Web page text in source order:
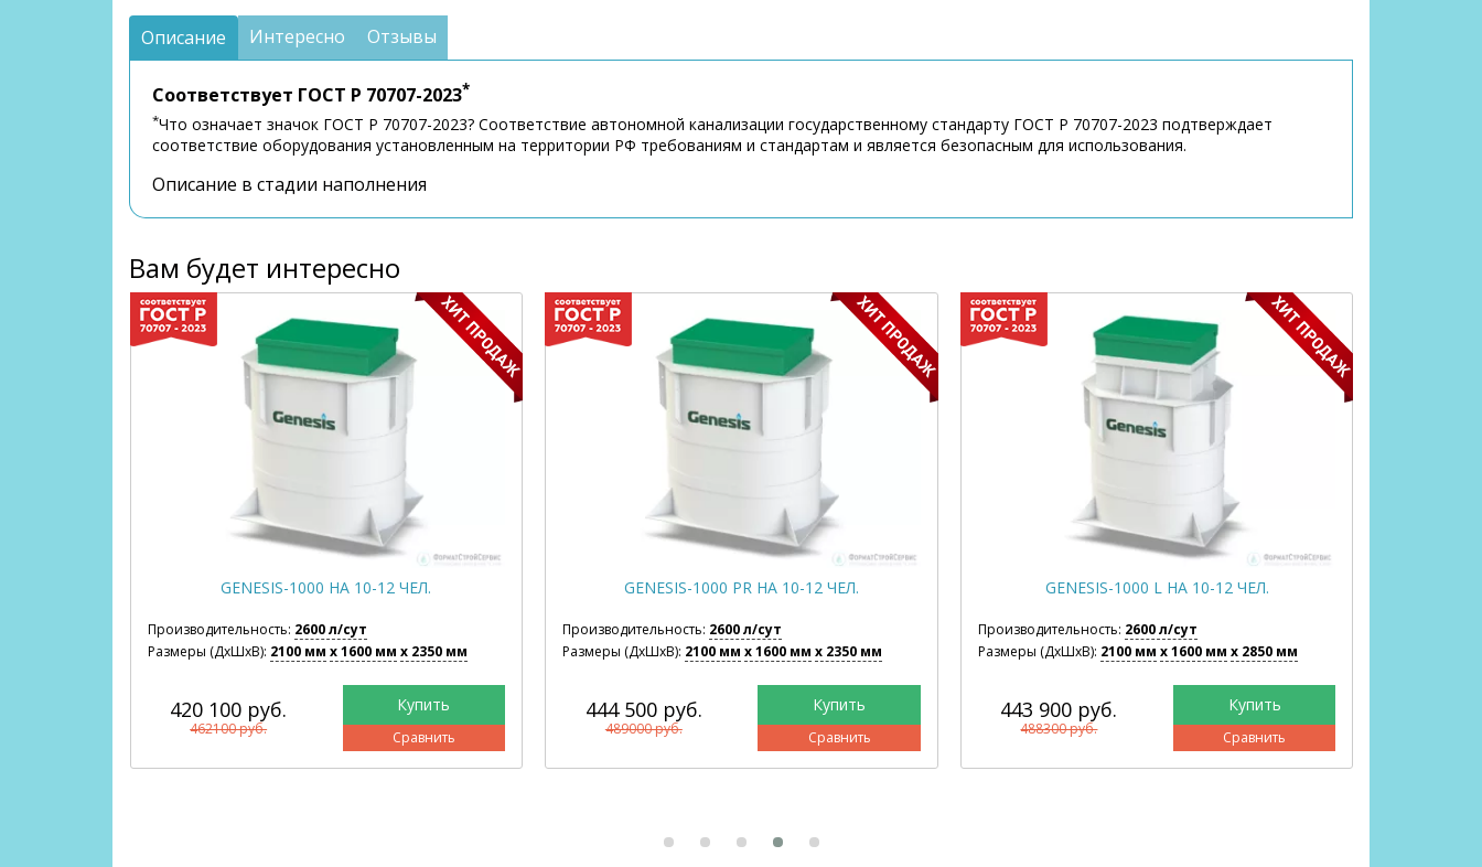
Описание Интересно Отзывы
Соответствует ГОСТ Р 70707-2023*
*Что означает значок ГОСТ Р 70707-2023? Соответствие автономной канализации государственному стандарту ГОСТ Р 70707-2023 подтверждает
соответствие оборудования установленным на территории РФ требованиям и стандартам и является безопасным для использования.
Описание в стадии наполнения
Вам будет интересно
GENESIS-1000 НА 10-12 ЧЕЛ.
Производительность: 2600 л/сут
Размеры (ДхШхВ): 2100 мм x 1600 мм x 2350 мм
420 100 руб.
462100 руб. Сравнить
GENESIS-1000 PR НА 10-12 ЧЕЛ.
Производительность: 2600 л/сут
Размеры (ДхШхВ): 2100 мм x 1600 мм x 2350 мм
444 500 руб.
489000 руб. Сравнить
GENESIS-1000 L НА 10-12 ЧЕЛ.
Производительность: 2600 л/сут
Размеры (ДхШхВ): 2100 мм x 1600 мм x 2850 мм
443 900 руб.
488300 руб. Сравнить